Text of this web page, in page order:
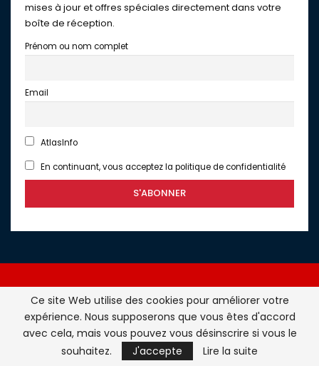
mises à jour et offres spéciales directement dans votre
boîte de réception.
Prénom ou nom complet
Email
AtlasInfo
En continuant, vous acceptez la politique de confidentialité
Atlasinfo.fr : l'essentiel de l'actualité de la France et du
Maghreb © Tous Droits Réservés - Atlasinfo- 2026
ATLASINFO
Ce site Web utilise des cookies pour améliorer votre
expérience. Nous supposerons que vous êtes d'accord
avec cela, mais vous pouvez vous désinscrire si vous le
souhaitez.
J'accepte Lire la suite